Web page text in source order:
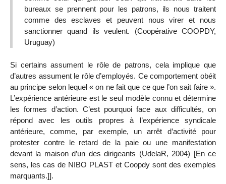
bureaux se prennent pour les patrons, ils nous traitent
comme des esclaves et peuvent nous virer et nous
sanctionner quand ils veulent. (Coopérative COOPDY,
Uruguay)
Si certains assument le rôle de patrons, cela implique que
d’autres assument le rôle d’employés. Ce comportement obéit
au principe selon lequel « on ne fait que ce que l’on sait faire ».
L’expérience antérieure est le seul modèle connu et détermine
les formes d’action. C’est pourquoi face aux difficultés, on
répond avec les outils propres à l’expérience syndicale
antérieure, comme, par exemple, un arrêt d’activité pour
protester contre le retard de la paie ou une manifestation
devant la maison d’un des dirigeants (UdelaR, 2004) [En ce
sens, les cas de NIBO PLAST et Coopdy sont des exemples
marquants.]].